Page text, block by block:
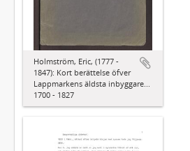
Holmström, Eric, (1777 -
1847): Kort berättelse öfver
Lappmarkens äldsta inbyggare...
1700 - 1827